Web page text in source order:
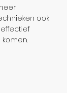
ook